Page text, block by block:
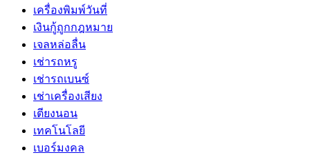
เครื่องพิมพ์วันที่
เงินกู้ถูกกฎหมาย
เจลหล่อลื่น
เช่ารถหรู
เช่ารถเบนซ์
เช่าเครื่องเสียง
เตียงนอน
เทคโนโลยี
เบอร์มงคล